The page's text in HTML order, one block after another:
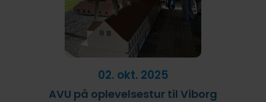
02. okt. 2025
AVU på oplevelsestur til Viborg